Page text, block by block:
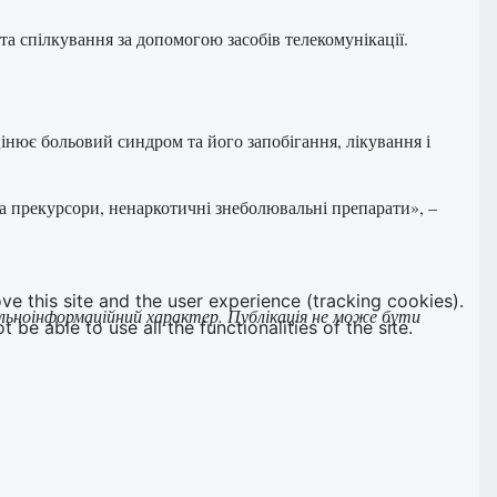
за допомогою засобів телекомунікації.
больовий синдром та його запобігання, лікування і
ненаркотичні знеболювальні препарати», –
характер. Публікація не може бути
this site and the user experience (tracking cookies).
be able to use all the functionalities of the site.